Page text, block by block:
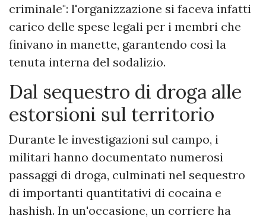
criminale": l'organizzazione si faceva infatti
carico delle spese legali per i membri che
finivano in manette, garantendo così la
tenuta interna del sodalizio.
​Dal sequestro di droga alle
estorsioni sul territorio
Durante le investigazioni sul campo, i
militari hanno documentato numerosi
passaggi di droga, culminati nel sequestro
di importanti quantitativi di cocaina e
hashish. In un'occasione, un corriere ha